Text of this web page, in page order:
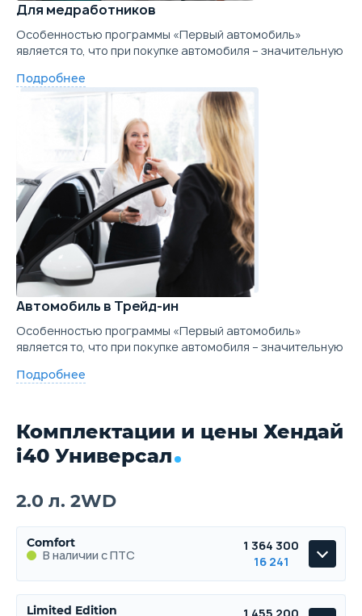
Для медработников
Особенностью программы «Первый автомобиль»
является то, что при покупке автомобиля – значительную
Подробнее
Автомобиль в Трейд-ин
Особенностью программы «Первый автомобиль»
является то, что при покупке автомобиля – значительную
Подробнее
Комплектации и цены Хендай
i40 Универсал
2.0 л. 2WD
Comfort
В наличии с ПТС
1 364 300
16 241
Comfort
Limited Edition
1 455 200